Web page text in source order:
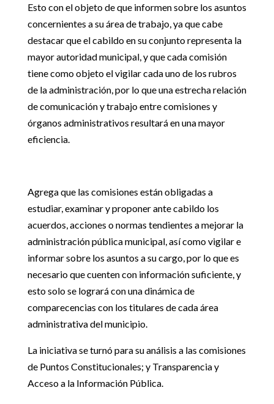
Esto con el objeto de que informen sobre los asuntos
concernientes a su área de trabajo, ya que cabe
destacar que el cabildo en su conjunto representa la
mayor autoridad municipal, y que cada comisión
tiene como objeto el vigilar cada uno de los rubros
de la administración, por lo que una estrecha relación
de comunicación y trabajo entre comisiones y
órganos administrativos resultará en una mayor
eficiencia.
Agrega que las comisiones están obligadas a
estudiar, examinar y proponer ante cabildo los
acuerdos, acciones o normas tendientes a mejorar la
administración pública municipal, así como vigilar e
informar sobre los asuntos a su cargo, por lo que es
necesario que cuenten con información suficiente, y
esto solo se logrará con una dinámica de
comparecencias con los titulares de cada área
administrativa del municipio.
La iniciativa se turnó para su análisis a las comisiones
de Puntos Constitucionales; y Transparencia y
Acceso a la Información Pública.